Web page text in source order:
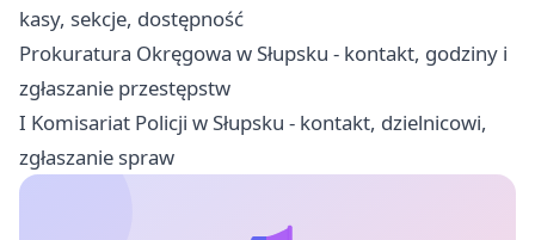
kasy, sekcje, dostępność
Prokuratura Okręgowa w Słupsku - kontakt, godziny i
zgłaszanie przestępstw
I Komisariat Policji w Słupsku - kontakt, dzielnicowi,
zgłaszanie spraw